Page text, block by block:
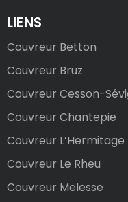
LIENS
Couvreur Betton
Couvreur Bruz
Couvreur Cesson-
Couvreur Chantepie
Couvreur L’Hermitage
Couvreur Le Rheu
Couvreur Melesse